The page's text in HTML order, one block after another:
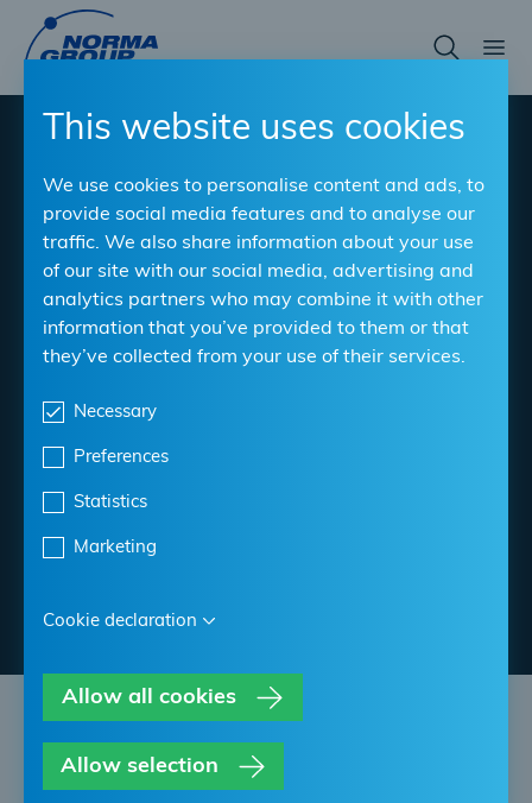
This website uses cookies
We use cookies to personalise content and ads, to
provide social media features and to analyse our
traffic. We also share information about your use
of our site with our social media, advertising and
analytics partners who may combine it with other
information that you’ve provided to them or that
they’ve collected from your use of their services.
Necessary
Preferences
Statistics
Marketing
Cookie declaration
Allow all cookies
Allow selection
content
ABA Mini
Soluzione durevole per un serraggio rapido e sicuro
Intervalli di serraggio: 7 mm - 17 mm
Larghezza di banda: 9 millimetri
Find NORMA Retailer